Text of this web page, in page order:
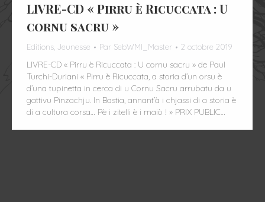
LIVRE-CD « Pirru è Ricuccata : U
cornu sacru »
Editions Jeunesse Par SebWMI_Master 2 octobre 2019
LIVRE-CD « Pirru è Ricuccata : U cornu sacru » de Paul
Turchi-Duriani « Pirru è Ricuccata, a storia d’un orsu è
d’una tupinetta in cerca di u Cornu Sacru arrubatu da u
gattivu Pinzachju. In Bastia, annant’à i chjassi di a storia è
di a cultura corsa… Pè i zitelli è i maiò ! » PRIX PUBLIC…